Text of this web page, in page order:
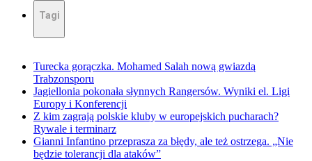
Tagi
Turecka gorączka. Mohamed Salah nową gwiazdą
Trabzonsporu
Jagiellonia pokonała słynnych Rangersów. Wyniki el. Ligi
Europy i Konferencji
Z kim zagrają polskie kluby w europejskich pucharach?
Rywale i terminarz
Gianni Infantino przeprasza za błędy, ale też ostrzega. „Nie
będzie tolerancji dla ataków”